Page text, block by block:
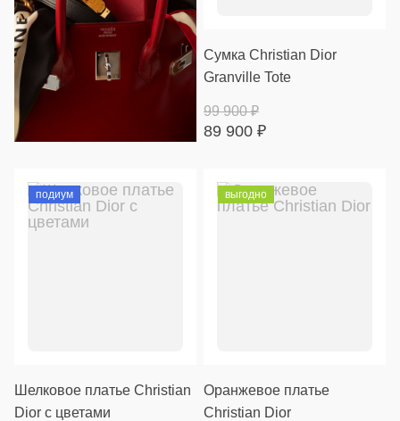
Сумка Christian Dior
Granville Tote
89 900 ₽
99 900₽
подиум
Шелковое платье Christian
Dior с цветами
выгодно
Оранжевое платье
Christian Dior